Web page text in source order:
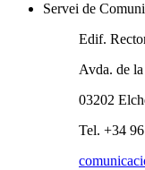
Servei de
Edif.
Avda. de
03202
Tel. +34